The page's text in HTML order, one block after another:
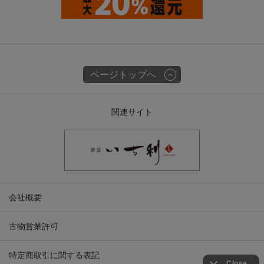
ページトップへ
関連サイト
会社概要
古物営業許可
特定商取引に関する表記